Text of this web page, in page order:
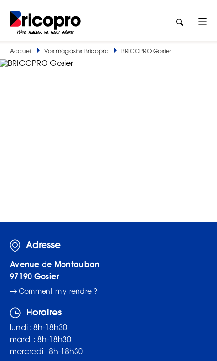
Accueil Vos magasins Bricopro BRICOPRO Gosier
Adresse
Avenue de Montauban
97190 Gosier
Comment m'y rendre ?
Horaires
lundi : 8h-18h30
mardi : 8h-18h30
mercredi : 8h-18h30